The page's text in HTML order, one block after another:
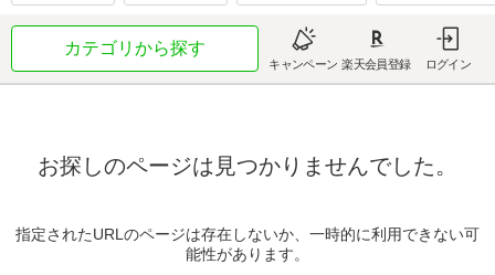
カテゴリから探す
キャンペーン 楽天会員登録 ログイン
お探しのページは見つかりませんでした。
指定されたURLのページは存在しないか、一時的に利用できない可
能性があります。